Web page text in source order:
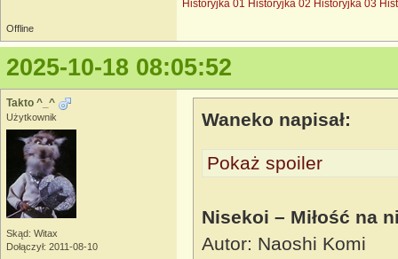
Historyjka 01 Historyjka 02 Historyjka 03
Offline
2025-10-18 08:05:52
Takto ^_^
Użytkownik
Skąd: Witax
Dołączył: 2011-08-10
Waneko napisał:
Pokaż spoiler
Nisekoi – Miłość na
Autor: Naoshi Komi